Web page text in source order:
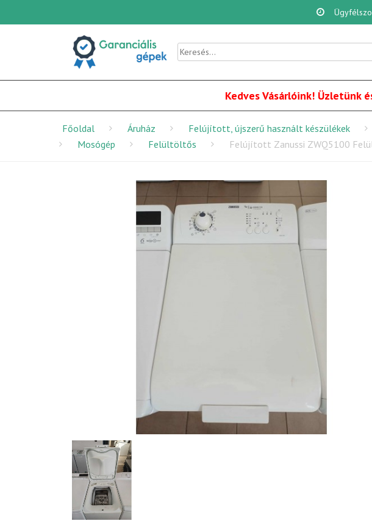
Kedves Vásárlóink! Üzletünk
Főoldal Áruház Felújított, újszerű használt készülékek
Mosógép
Felültöltős Felújított Zanussi ZWQ5100